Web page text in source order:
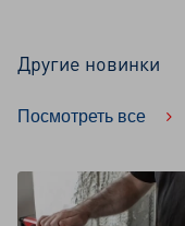
Другие новинки
Посмотреть все